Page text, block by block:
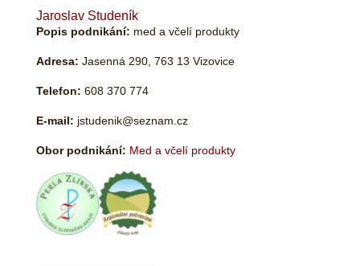
Jaroslav Studeník
Popis podnikání: med a včelí produkty
Adresa: Jasenná 290, 763 13 Vizovice
Telefon: 608 370 774
E-mail: jstudenik@seznam.cz
Obor podnikání: Med a včelí produkty